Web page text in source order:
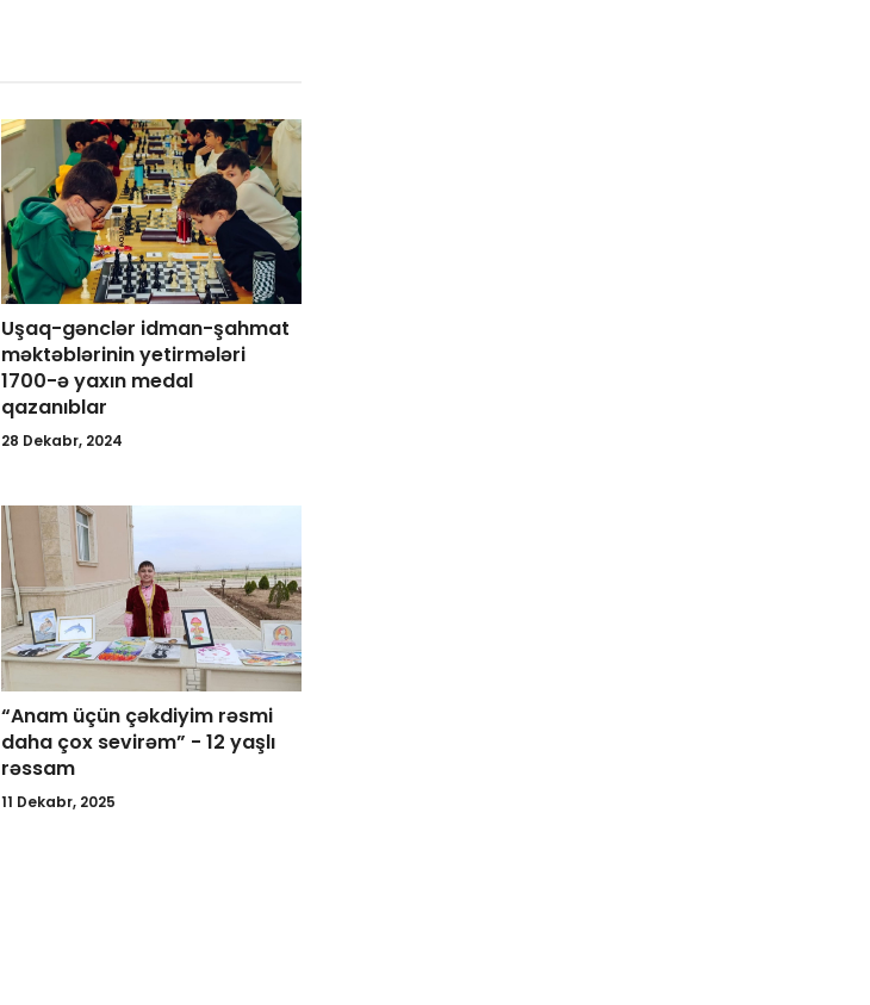
Uşaq-gənclər idman-şahmat
məktəblərinin yetirmələri
1700-ə yaxın medal
qazanıblar
28 Dekabr, 2024
“Anam üçün çəkdiyim rəsmi
daha çox sevirəm” - 12 yaşlı
rəssam
11 Dekabr, 2025